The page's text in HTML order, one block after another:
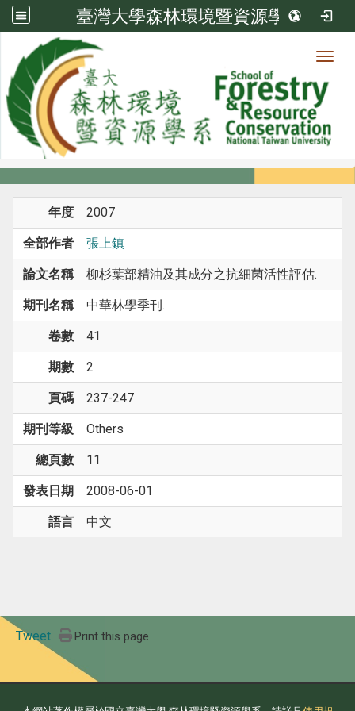
臺灣大學森林環境暨資源學系
系所成員
系所成員
年度 2007
全部作者 張上鎮
論文名稱 柳杉葉部精油及其成分之抗細菌活性評估.
期刊名稱 中華林學季刊.
卷數 41
期數 2
頁碼 237-247
期刊等級 Others
總頁數 11
發表日期 2008-06-01
語言 中文
Tweet Print this page